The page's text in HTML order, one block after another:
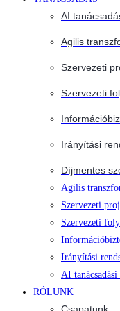
AI
Agilis
Szervezeti
Szervezeti
Irányítási
Díjmentes
Agilis
Szervezeti
Szervezeti
Irányítási
AI tanácsadási
RÓLUNK